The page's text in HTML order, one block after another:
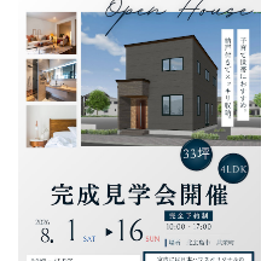
感謝訪問・長期保証
直営工事
1メーターモジュール
冷暖房標準装備
理想の木材「檜」
平屋の家
外観・インテリア集
暮らし方提案
選ばれる理由
リフォームの流れ
介護保険利用で快適リフォーム
賃貸併用住宅のメリット
安心のサポートシステム
展示場案内
分譲住宅・土地
分譲マンション
分譲マンション トップ
ワザックとは
会社情報